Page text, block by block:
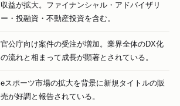
収益が拡大。ファイナンシャル・アドバイザリ
ー・投融資・不動産投資を含む。
官公庁向け案件の受注が増加。業界全体のDX化
の流れと相まって成長が顕著とされている。
eスポーツ市場の拡大を背景に新規タイトルの販
売が好調と報告されている。